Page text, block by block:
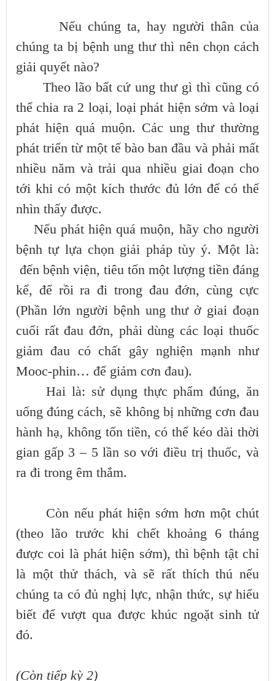
Nếu chúng ta, hay người thân của
chúng ta bị bệnh ung thư thì nên chọn cách
giải quyết nào?
Theo lão bất cứ ung thư gì thì cũng có
thể chia ra 2 loại, loại phát hiện sớm và loại
phát hiện quá muộn. Các ung thư thường
phát triển từ một tế bào ban đầu và phải mất
nhiều năm và trải qua nhiều giai đoạn cho
tới khi có một kích thước đủ lớn để có thể
nhìn thấy được.
Nếu phát hiện quá muộn, hãy cho người
bệnh tự lựa chọn giải pháp tùy ý. Một là:
đến bệnh viện, tiêu tốn một lượng tiền đáng
kể, để rồi ra đi trong đau đớn, cùng cực
(Phần lớn người bệnh ung thư ở giai đoạn
cuối rất đau đớn, phải dùng các loại thuốc
giảm đau có chất gây nghiện mạnh như
Mooc-phin… để giảm cơn đau).
Hai là: sử dụng thực phẩm đúng, ăn
uống đúng cách, sẽ không bị những cơn đau
hành hạ, không tốn tiền, có thể kéo dài thời
gian gấp 3 – 5 lần so với điều trị thuốc, và
ra đi trong êm thắm.
Còn nếu phát hiện sớm hơn một chút
(theo lão trước khi chết khoảng 6 tháng
được coi là phát hiện sớm), thì bệnh tật chỉ
là một thử thách, và sẽ rất thích thú nếu
chúng ta có đủ nghị lực, nhận thức, sự hiểu
biết để vượt qua được khúc ngoặt sinh tử
đó.
(Còn tiếp kỳ 2)